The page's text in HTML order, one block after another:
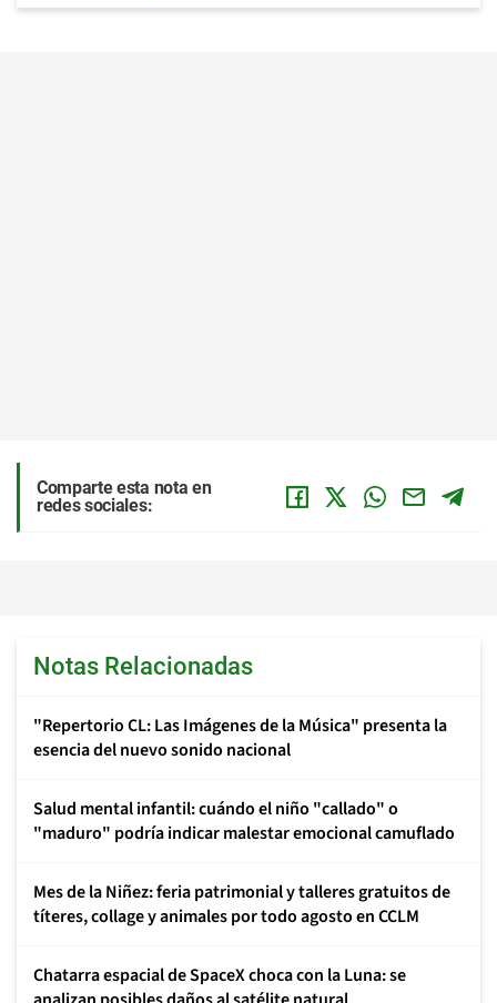
Comparte esta nota en
redes sociales:
Notas Relacionadas
"Repertorio CL: Las Imágenes de la Música" presenta la
esencia del nuevo sonido nacional
Salud mental infantil: cuándo el niño "callado" o
"maduro" podría indicar malestar emocional camuflado
Mes de la Niñez: feria patrimonial y talleres gratuitos de
títeres, collage y animales por todo agosto en CCLM
Chatarra espacial de SpaceX choca con la Luna: se